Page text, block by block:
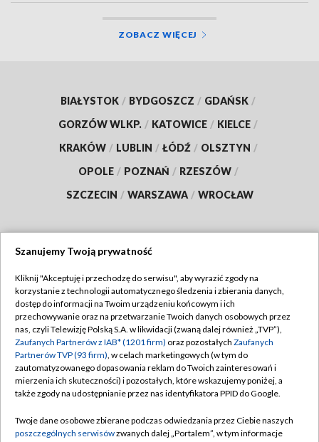
ZOBACZ WIĘCEJ
BIAŁYSTOK / BYDGOSZCZ / GDAŃSK /
GORZÓW WLKP. / KATOWICE / KIELCE /
KRAKÓW / LUBLIN / ŁÓDŹ / OLSZTYN /
OPOLE / POZNAŃ / RZESZÓW /
SZCZECIN / WARSZAWA / WROCŁAW
TVP
Abonament TVP
Emisja w TVP
Centrum informacji TVP
Naziemna Telewizja Cyfrowa
Rada Programowa
Regulamin TVP
Polityka prywatności
Moje zgody
Pomoc
Kontakt
Szanujemy Twoją prywatność
Kliknij "Akceptuję i przechodzę do serwisu", aby wyrazić zgody na
korzystanie z technologii automatycznego śledzenia i zbierania danych,
dostęp do informacji na Twoim urządzeniu końcowym i ich
przechowywanie oraz na przetwarzanie Twoich danych osobowych przez
nas, czyli Telewizję Polską S.A. w likwidacji (zwaną dalej również „TVP”),
Zaufanych Partnerów z IAB* (1201 firm) oraz pozostałych Zaufanych
Partnerów TVP (93 firm), w celach marketingowych (w tym do
zautomatyzowanego dopasowania reklam do Twoich zainteresowań i
mierzenia ich skuteczności) i pozostałych, które wskazujemy poniżej, a
także zgody na udostępnianie przez nas identyfikatora PPID do Google.
Twoje dane osobowe zbierane podczas odwiedzania przez Ciebie naszych
poszczególnych serwisówzwanych dalej „Portalem”, w tym informacje